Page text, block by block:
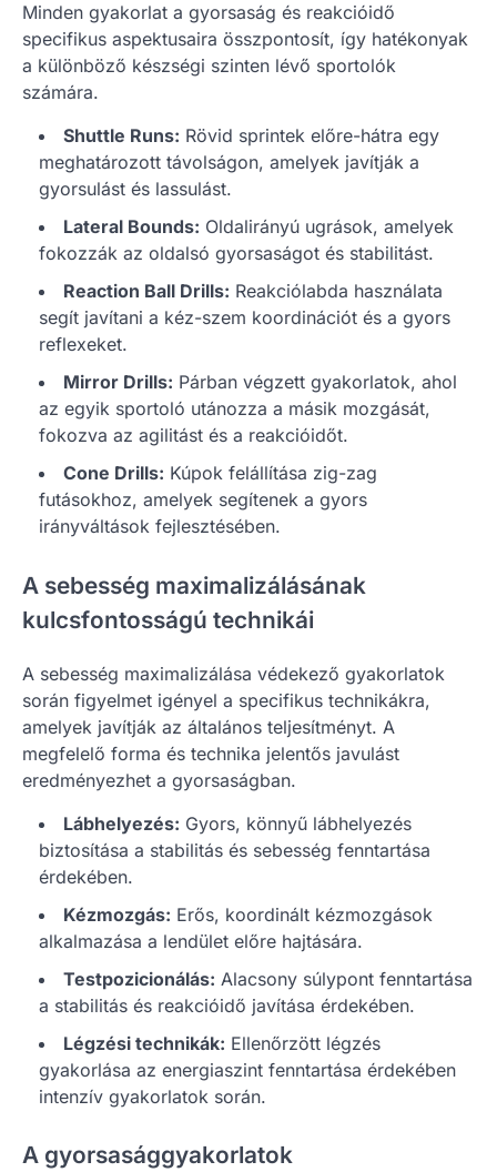
Minden gyakorlat a gyorsaság és reakcióidő
specifikus aspektusaira összpontosít, így hatékonyak
a különböző készségi szinten lévő sportolók
számára.
Shuttle Runs: Rövid sprintek előre-hátra egy
meghatározott távolságon, amelyek javítják a
gyorsulást és lassulást.
Lateral Bounds: Oldalirányú ugrások, amelyek
fokozzák az oldalsó gyorsaságot és stabilitást.
Reaction Ball Drills: Reakciólabda használata
segít javítani a kéz-szem koordinációt és a gyors
reflexeket.
Mirror Drills: Párban végzett gyakorlatok, ahol
az egyik sportoló utánozza a másik mozgását,
fokozva az agilitást és a reakcióidőt.
Cone Drills: Kúpok felállítása zig-zag
futásokhoz, amelyek segítenek a gyors
irányváltások fejlesztésében.
A sebesség maximalizálásának
kulcsfontosságú technikái
A sebesség maximalizálása védekező gyakorlatok
során figyelmet igényel a specifikus technikákra,
amelyek javítják az általános teljesítményt. A
megfelelő forma és technika jelentős javulást
eredményezhet a gyorsaságban.
Lábhelyezés: Gyors, könnyű lábhelyezés
biztosítása a stabilitás és sebesség fenntartása
érdekében.
Kézmozgás: Erős, koordinált kézmozgások
alkalmazása a lendület előre hajtására.
Testpozicionálás: Alacsony súlypont fenntartása
a stabilitás és reakcióidő javítása érdekében.
Légzési technikák: Ellenőrzött légzés
gyakorlása az energiaszint fenntartása érdekében
intenzív gyakorlatok során.
A gyorsasággyakorlatok